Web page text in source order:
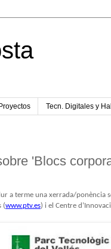
Tecn. Digitales y
'Blocs
a terme una xerrada/ponència
(www.ptv.es) i el Centre